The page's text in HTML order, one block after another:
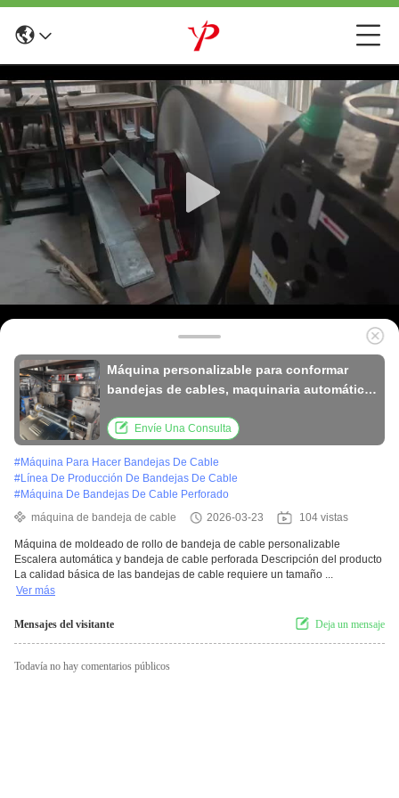
Máquina personalizable para conformar
bandejas de cables, maquinaria automática
y de escalera
Envíe Una Consulta
#Máquina Para Hacer Bandejas De Cable
#Línea De Producción De Bandejas De Cable
#Máquina De Bandejas De Cable Perforado
máquina de bandeja de cable
2026-03-23 104 vistas
Máquina de moldeado de rollo de bandeja de cable personalizable
Escalera automática y bandeja de cable perforada Descripción del producto
La calidad básica de las bandejas de cable requiere un tamaño ...
Ver más
Mensajes del visitante Deja un mensaje
Todavía no hay comentarios públicos